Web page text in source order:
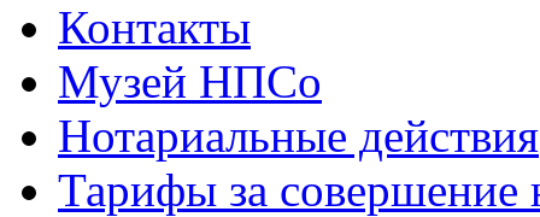
Контакты
Музей НПСо
Нотариальные действия
Тарифы за совершение